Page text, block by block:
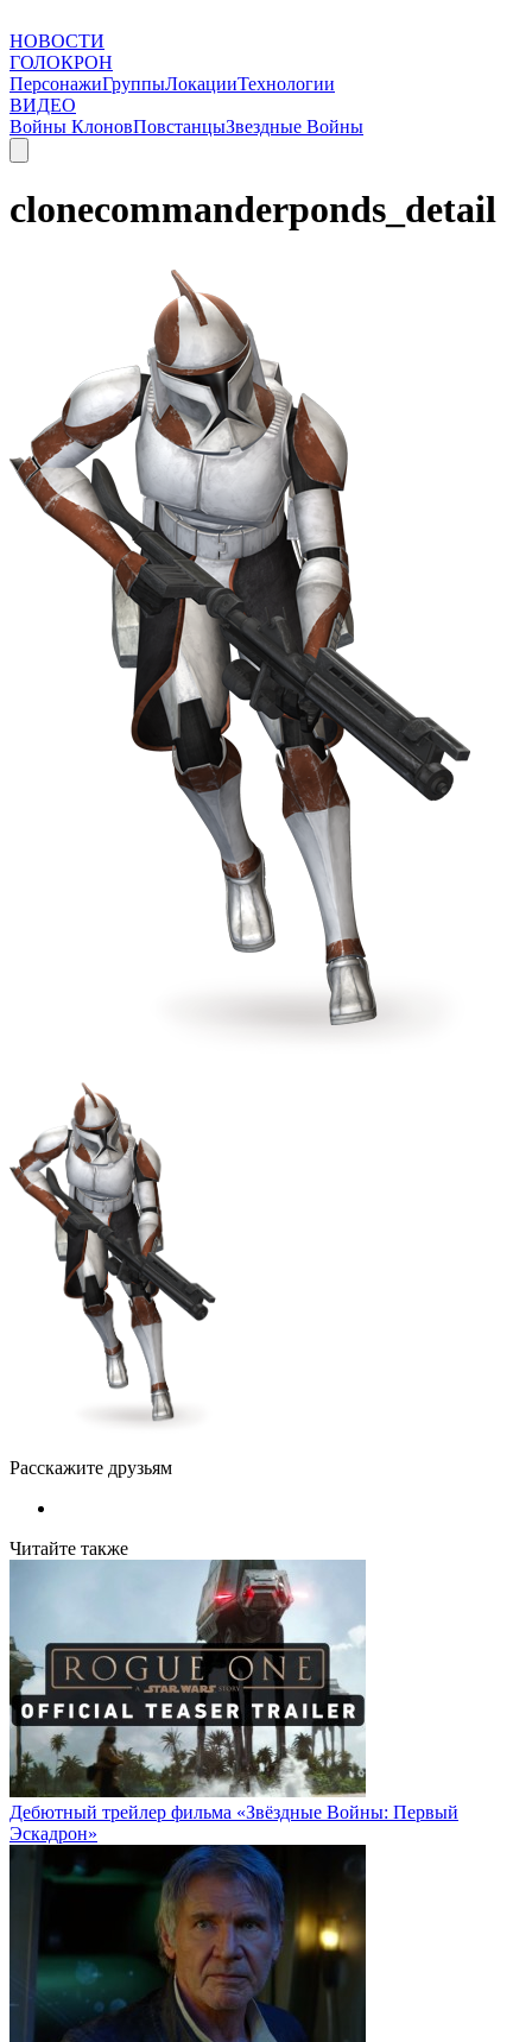
НОВОСТИ
ГОЛОКРОН
ПерсонажиГруппыЛокацииТехнологии
ВИДЕО
Войны КлоновПовстанцыЗвездные Войны
clonecommanderponds_detail
Расскажите друзьям
Читайте также
Дебютный трейлер фильма «Звёздные Войны: Первый
Эскадрон»